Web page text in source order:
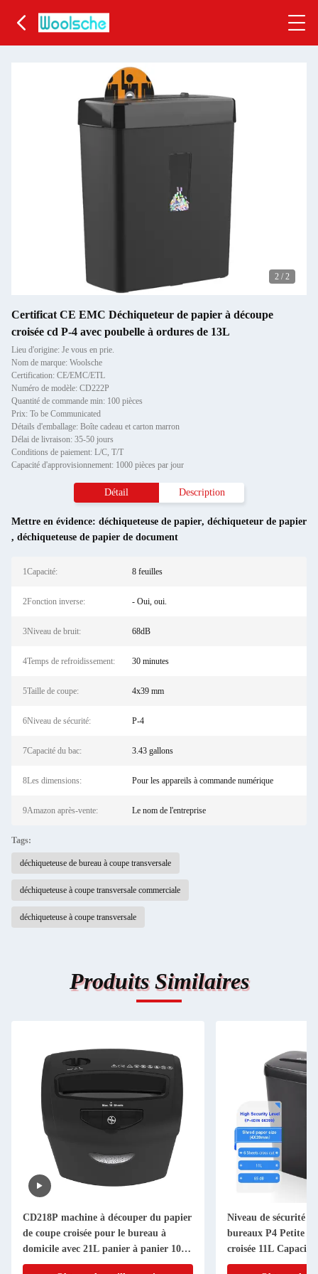
2 / 2
Certificat CE EMC Déchiqueteur de papier à découpe
croisée cd P-4 avec poubelle à ordures de 13L
Lieu d'origine: Je vous en prie.
Nom de marque: Woolsche
Certification: CE/EMC/ETL
Numéro de modèle: CD222P
Quantité de commande min: 100 pièces
Prix: To be Communicated
Détails d'emballage: Boîte cadeau et carton marron
Délai de livraison: 35-50 jours
Conditions de paiement: L/C, T/T
Capacité d'approvisionnement: 1000 pièces par jour
Détail Description
Mettre en évidence: déchiqueteuse de papier, déchiqueteur de papier
, déchiqueteuse de papier de document
1Capacité: 8 feuilles
2Fonction inverse: - Oui, oui.
3Niveau de bruit: 68dB
4Temps de refroidissement: 30 minutes
5Taille de coupe: 4x39 mm
6Niveau de sécurité: P-4
7Capacité du bac: 3.43 gallons
8Les dimensions: Pour les appareils à commande numérique
9Amazon après-vente: Le nom de l'entreprise
Tags:
déchiqueteuse de bureau à coupe transversale
déchiqueteuse à coupe transversale commerciale
déchiqueteuse à coupe transversale
Produits Similaires
CD218P machine à découper du papier
de coupe croisée pour le bureau à
domicile avec 21L panier à panier 10
feuilles A4 déchiqueter carte Cd
Niveau de sécurité
bureaux P4 Petite
croisée 11L
usage domestique